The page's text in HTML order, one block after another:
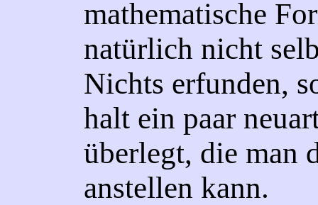
mathematische
natürlich nicht
Nichts erfunden,
halt ein paar
überlegt, die man
anstellen kann.